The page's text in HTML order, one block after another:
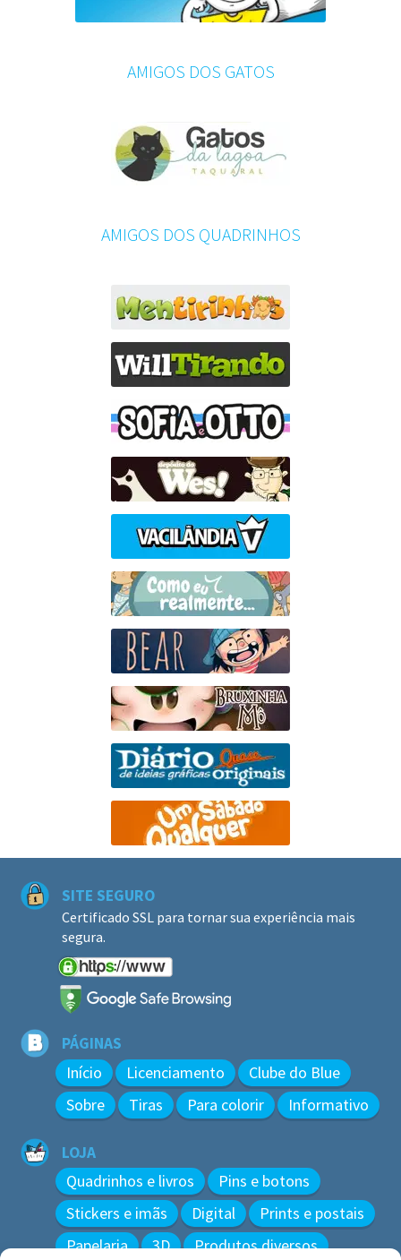
AMIGOS DOS GATOS
AMIGOS DOS QUADRINHOS
SITE SEGURO
Certificado SSL para tornar sua experiência mais
segura.
PÁGINAS
Início Licenciamento
Clube do Blue
Sobre
Tiras Para colorir Informativo
LOJA
Quadrinhos e livros
Pins e botons
Stickers e imãs
Digital
Prints e postais
Papelaria
3D Produtos diversos